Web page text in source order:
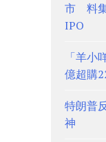
市 料集
IPO
「羊
億超購
特朗普
神